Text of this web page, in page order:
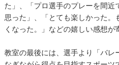
た」、「プロ選手のプレーを間近
思った」、「とても楽しかった。
くなった。」などの嬉しい感想が
教室の最後には、選手より「バレ